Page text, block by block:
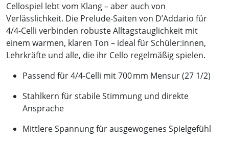
Cellospiel lebt vom Klang – aber auch von
Verlässlichkeit. Die Prelude-Saiten von D’Addario für
4/4-Celli verbinden robuste Alltagstauglichkeit mit
einem warmen, klaren Ton – ideal für Schüler:innen,
Lehrkräfte und alle, die ihr Cello regelmäßig spielen.
Passend für 4/4-Celli mit 700 mm Mensur (27 1/2)
Stahlkern für stabile Stimmung und direkte
Ansprache
Mittlere Spannung für ausgewogenes Spielgefühl